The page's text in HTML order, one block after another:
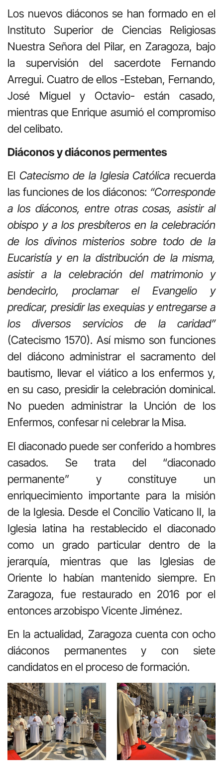
Los nuevos diáconos se han formado en el
Instituto Superior de Ciencias Religiosas
Nuestra Señora del Pilar, en Zaragoza, bajo
la supervisión del sacerdote Fernando
Arregui. Cuatro de ellos -Esteban, Fernando,
José Miguel y Octavio- están casado,
mientras que Enrique asumió el compromiso
del celibato.
Diáconos y diáconos permentes
El Catecismo de la Iglesia Católica recuerda
las funciones de los diáconos: “Corresponde
a los diáconos, entre otras cosas, asistir al
obispo y a los presbíteros en la celebración
de los divinos misterios sobre todo de la
Eucaristía y en la distribución de la misma,
asistir a la celebración del matrimonio y
bendecirlo, proclamar el Evangelio y
predicar, presidir las exequias y entregarse a
los diversos servicios de la caridad”
(Catecismo 1570). Así mismo son funciones
del diácono administrar el sacramento del
bautismo, llevar el viático a los enfermos y,
en su caso, presidir la celebración dominical.
No pueden administrar la Unción de los
Enfermos, confesar ni celebrar la Misa.
El diaconado puede ser conferido a hombres
casados. Se trata del “diaconado
permanente” y constituye un
enriquecimiento importante para la misión
de la Iglesia. Desde el Concilio Vaticano II, la
Iglesia latina ha restablecido el diaconado
como un grado particular dentro de la
jerarquía, mientras que las Iglesias de
Oriente lo habían mantenido siempre. En
Zaragoza, fue restaurado en 2016 por el
entonces arzobispo Vicente Jiménez.
En la actualidad, Zaragoza cuenta con ocho
diáconos permanentes y con siete
candidatos en el proceso de formación.